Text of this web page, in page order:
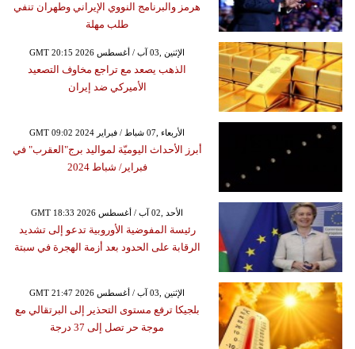
هرمز والبرنامج النووي الإيراني وطهران تنفي
طلب مهلة
GMT 20:15 2026 الإثنين ,03 آب / أغسطس
الذهب يصعد مع تراجع مخاوف التصعيد
الأميركي ضد إيران
GMT 09:02 2024 الأربعاء ,07 شباط / فبراير
أبرز الأحداث اليوميّة لمواليد برج"العقرب" في
فبراير/ شباط 2024
GMT 18:33 2026 الأحد ,02 آب / أغسطس
رئيسة المفوضية الأوروبية تدعو إلى تشديد
الرقابة على الحدود بعد أزمة الهجرة في سبتة
GMT 21:47 2026 الإثنين ,03 آب / أغسطس
بلجيكا ترفع مستوى التحذير إلى البرتقالي مع
موجة حر تصل إلى 37 درجة